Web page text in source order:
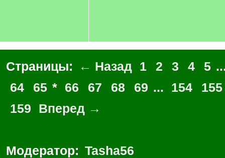
Страницы: ← Назад 1 2 3 4 5
64
65 * 66 67 68 69 ... 154
155
159
Вперед →
Модератор: Tasha56